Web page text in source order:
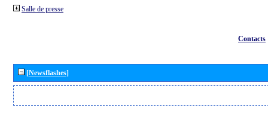
Salle de presse
Contacts
[Newsflashes]